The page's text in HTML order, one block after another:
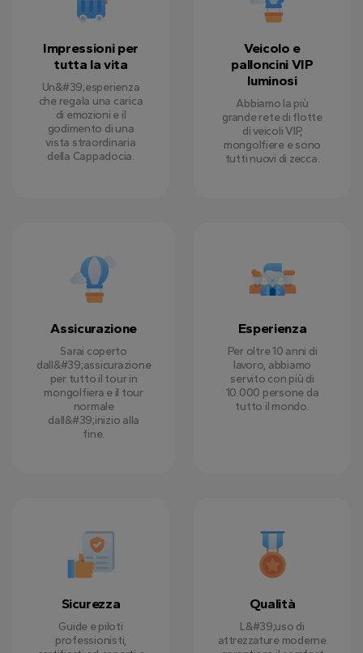
Impressioni per
tutta la vita
Un&#39;esperienza
che regala una carica
di emozioni e il
godimento di una
vista straordinaria
della Cappadocia.
Veicolo e
palloncini VIP
luminosi
Abbiamo la più
grande rete di flotte
di veicoli VIP,
mongolfiere e sono
tutti nuovi di zecca.
Assicurazione
Sarai coperto
dall&#39;assicurazione
per tutto il tour in
mongolfiera e il tour
normale
dall&#39;inizio alla
fine.
Esperienza
Per oltre 10 anni di
lavoro, abbiamo
servito con più di
10.000 persone da
tutto il mondo.
Sicurezza
Guide e piloti
professionisti,
Qualità
L&#39;uso di
attrezzature moderne